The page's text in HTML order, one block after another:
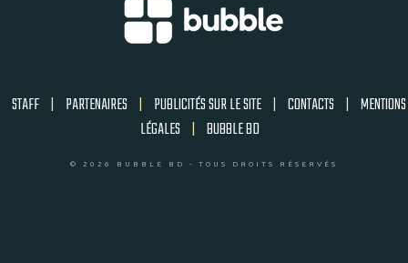
STAFF | PARTENAIRES | PUBLICITÉS SUR LE SITE | CONTACTS | MENTIONS
LÉGALES | BUBBLE BD
© 2026 BUBBLE BD - TOUS DROITS RÉSERVÉS